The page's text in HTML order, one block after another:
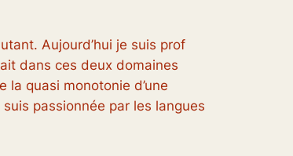
Aujourd’hui je suis prof
dans ces deux domaines
la quasi monotonie d’une
passionnée par les langues